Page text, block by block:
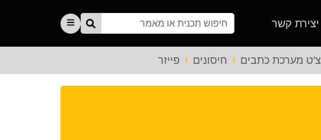
יצירת קשר
צ'ט מערכת כתבים חיסונים פייזר